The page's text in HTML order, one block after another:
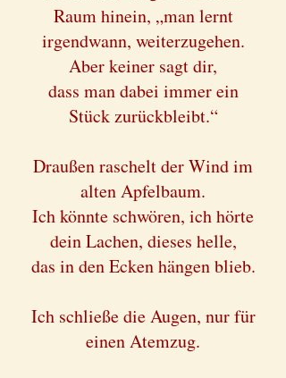
Raum hinein, „man lernt
irgendwann, weiterzugehen.
Aber keiner sagt dir,
dass man dabei immer ein
Stück zurückbleibt.“
Draußen raschelt der Wind im
alten Apfelbaum.
Ich könnte schwören, ich hörte
dein Lachen, dieses helle,
das in den Ecken hängen blieb.
Ich schließe die Augen, nur für
einen Atemzug.